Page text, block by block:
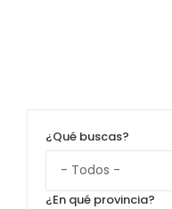
¿Qué buscas?
¿En qué provincia?